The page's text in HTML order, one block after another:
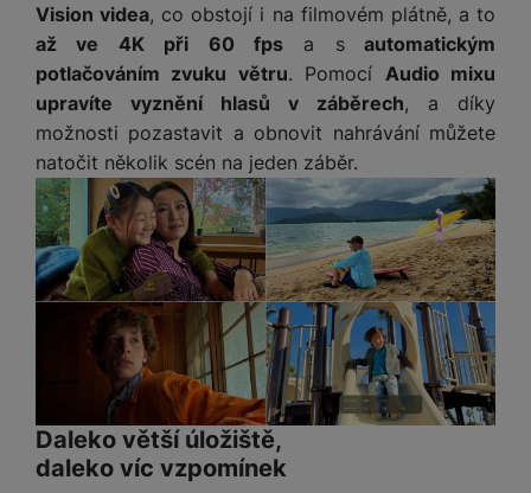
a
p
o
č
ít
a
č
o
v
é
ž
i
d
l
e
r
ž
á
y
p
r
o
t
e
l
e
v
z
e
R
á
t
o
v
p
o
w
e
r
b
a
n
k
y
P
o
w
e
é
k
a
y
M
ic
r
o
S
D
H
C
M
ic
S
t
y
l
u
s
y
M
ul
m
Vision videa, co obstojí i na filmovém plátně, a to
až ve 4K při 60 fpsa sautomatickým
potlačováním zvuku větru. Pomocí Audio mixu
upravíte vyznění hlasů v záběrech, a díky
možnosti pozastavit a obnovit nahrávání můžete
natočit několik scén na jeden záběr.
Daleko větší úložiště,
daleko víc vzpomínek